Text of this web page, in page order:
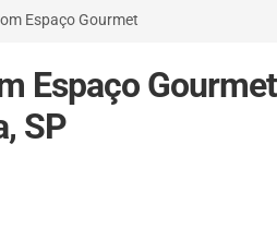
Espaço Gourmet
Espaço
SP